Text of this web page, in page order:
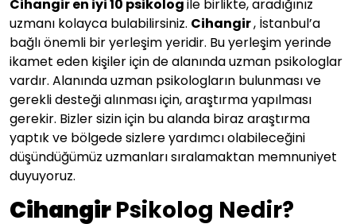
Cihangir en iyi 10 psikolog ile birlikte, aradığınız
uzmanı kolayca bulabilirsiniz. Cihangir, İstanbul’a
bağlı önemli bir yerleşim yeridir. Bu yerleşim yerinde
ikamet eden kişiler için de alanında uzman psikologlar
vardır. Alanında uzman psikologların bulunması ve
gerekli desteği alınması için, araştırma yapılması
gerekir. Bizler sizin için bu alanda biraz araştırma
yaptık ve bölgede sizlere yardımcı olabileceğini
düşündüğümüz uzmanları sıralamaktan memnuniyet
duyuyoruz.
Cihangir Psikolog Nedir?